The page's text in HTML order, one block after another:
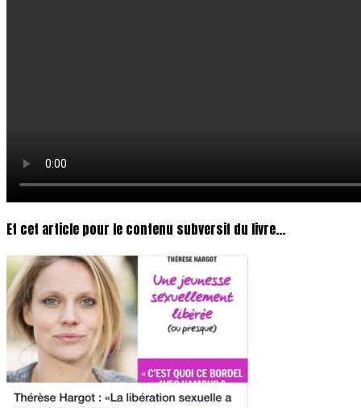
Et cet article pour le contenu subversif du livre…